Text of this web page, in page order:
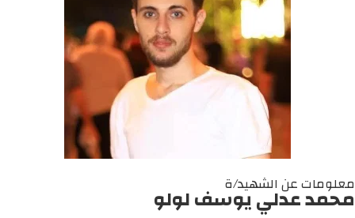
معلومات عن الشهيد/ة
محمد عدلي يوسف لولو